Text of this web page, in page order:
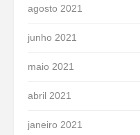
agosto 2021
junho 2021
maio 2021
abril 2021
janeiro 2021